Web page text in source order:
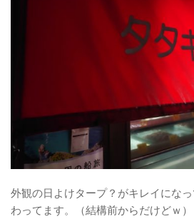
外観の日よけタープ？がキレイにな
わってます。（結構前からだけどｗ）